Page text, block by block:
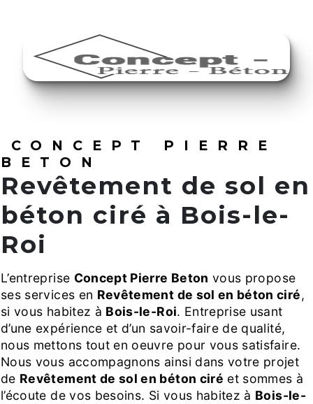
CONCEPT PIERRE
BETON
Revêtement de sol en
béton ciré à Bois-le-
Roi
L’entreprise Concept Pierre Beton vous propose
ses services en Revêtement de sol en béton ciré,
si vous habitez à Bois-le-Roi. Entreprise usant
d’une expérience et d’un savoir-faire de qualité,
nous mettons tout en oeuvre pour vous satisfaire.
Nous vous accompagnons ainsi dans votre projet
de Revêtement de sol en béton ciré et sommes à
l’écoute de vos besoins. Si vous habitez à Bois-le-